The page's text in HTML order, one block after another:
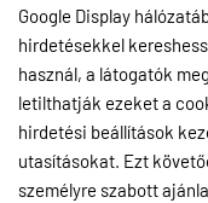
Google Display
hirdetésekkel
használ, a látogatók
letilthatják ezeket a
hirdetési beállítások
utasításokat. Ezt
személyre szabott